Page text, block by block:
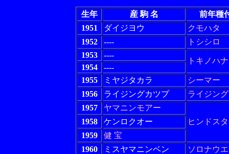
生年 産 駒 名
前年種
1951
ダイジヨウ
クモハタ
1952
----
トシシロ
1953
----
トキノハナ
1954
----
1955
ミヤジタカラ
シーマー
1956
ライジングカツプ
ライジン
1957
ヤマニンモアー
ヒンドス
1958
ケンロクオー
1959
健 宝
1960
ミスヤマニンベン
ソロナウ